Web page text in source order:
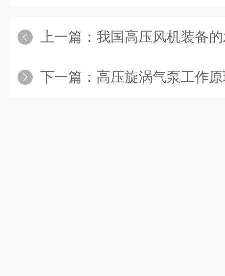
上一篇： 我国高压风机装备的发
下一篇： 高压旋涡气泵工作